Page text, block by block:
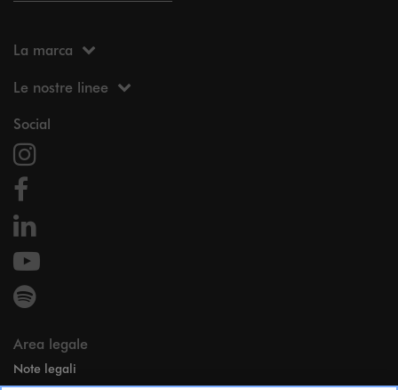
La marca
Le nostre linee
Social
Area legale
Note legali